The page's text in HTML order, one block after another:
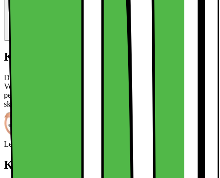
Kort om produktet
Det har aldrig været nemmere at specialtilpasse dit mobilcover.
Vores fantastiske Print Packs er indlæg, der er designet til at passe
perfekt mellem din telefon og et gennemsigtigt cover, så du kan
skabe et alsidigt og tilpasningsdygtigt look.
Leverandørens EcoVadis-score Læs mere om EcoVadis
Kort om produktet